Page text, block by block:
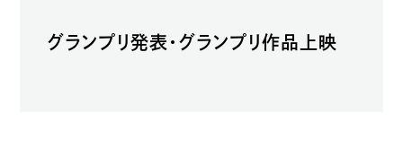
グランプリ発表・グランプリ作品上映